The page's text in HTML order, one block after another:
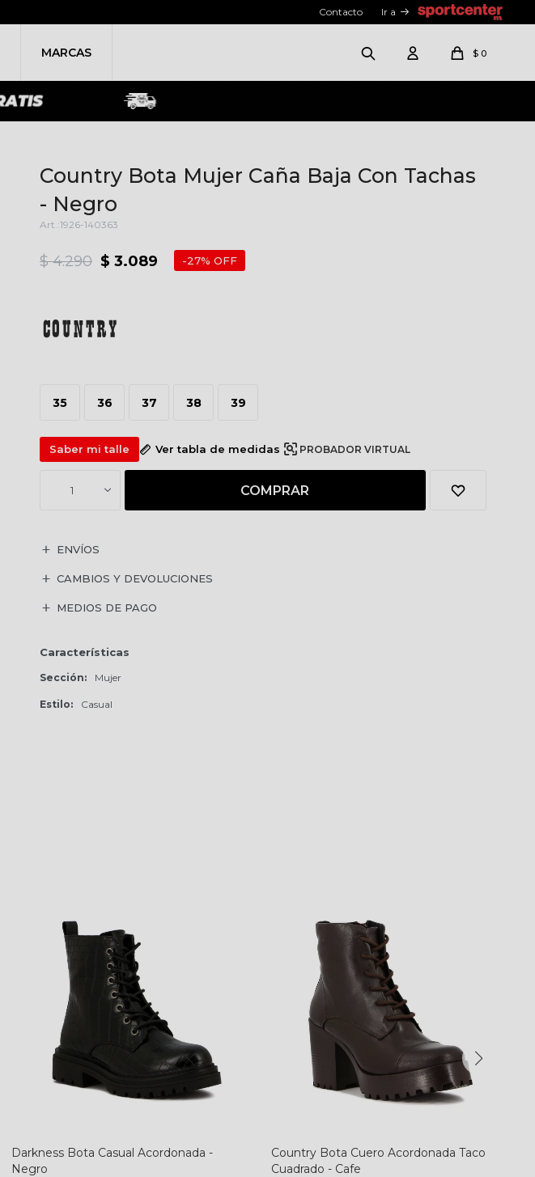
MARCAS $ 0
Contacto Ir a
Country Bota Mujer Caña Baja Con Tachas
- Negro
1926-140363
$ 3.089
$ 4.290 27
35 36 37 38 39
Saber mi talle Ver tabla de medidas PROBADOR VIRTUAL
1 COMPRAR
ENVÍOS
CAMBIOS Y DEVOLUCIONES
MEDIOS DE PAGO
Características
Sección Mujer
Estilo Casual
Darkness Bota Casual Acordonada -
Negro
Country Bota Cuero Acordonada Taco
Cuadrado - Cafe